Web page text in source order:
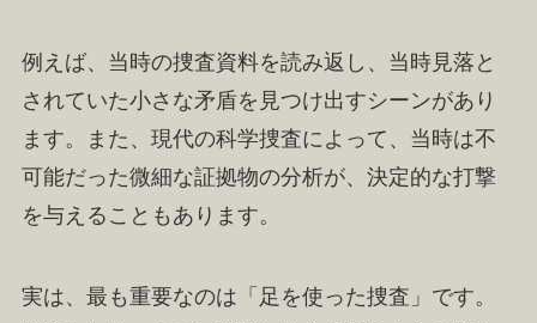
例えば、当時の捜査資料を読み返し、当時見落と
されていた小さな矛盾を見つけ出すシーンがあり
ます。また、現代の科学捜査によって、当時は不
可能だった微細な証拠物の分析が、決定的な打撃
を与えることもあります。
実は、最も重要なのは「足を使った捜査」です。